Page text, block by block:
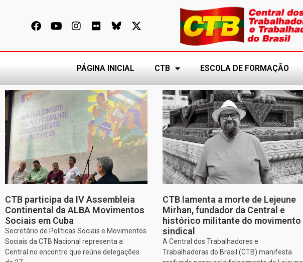
PÁGINA INICIAL CTB ESCOLA DE FORMAÇÃO
CTB participa da IV Assembleia
Continental da ALBA Movimentos
Sociais em Cuba
Secretário de Políticas Sociais e Movimentos
Sociais da CTB Nacional representa a
Central no encontro que reúne delegações
CTB lamenta a morte de Lejeune
Mirhan, fundador da Central e
histórico militante do movimento
sindical
A Central dos Trabalhadores e
Trabalhadoras do Brasil (CTB) manifesta